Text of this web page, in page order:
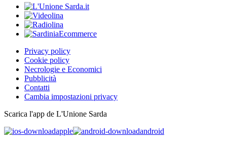
Privacy policy
Cookie policy
Necrologie e Economici
Pubblicità
Contatti
Cambia impostazioni privacy
Scarica l'app de L'Unione Sarda
apple
android